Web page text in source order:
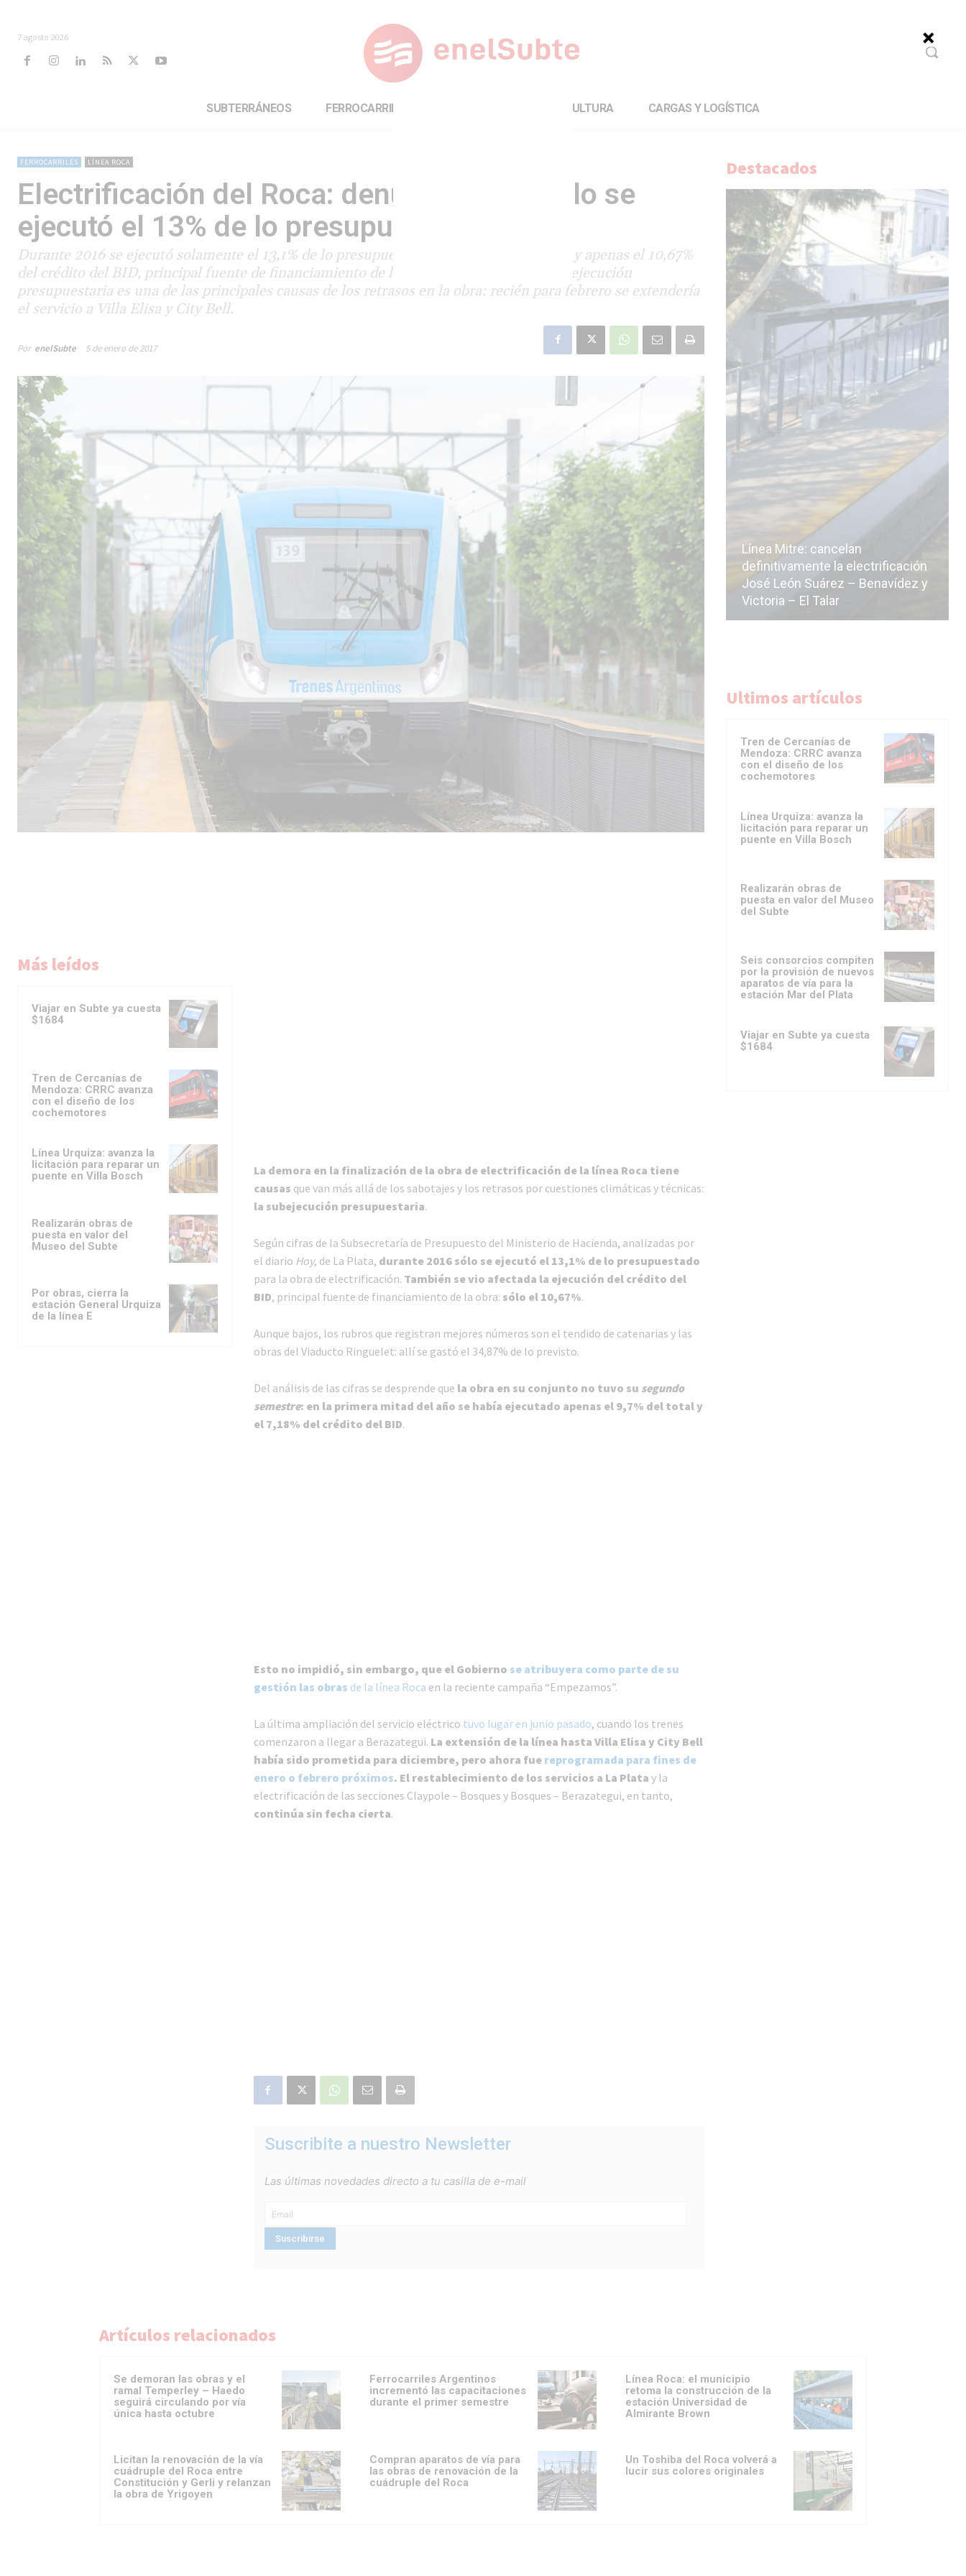
7 agosto 2026
SUBTERRÁNEOS FERROCARRILES CULTURA CARGAS Y LOGÍSTICA
FERROCARRILES LÍNEA ROCA
Electrificación del Roca: denuncian que sólo se
ejecutó el 13% de lo presupuestado
Durante 2016 se ejecutó solamente el 13,1% de lo presupuestado para la electrificación y apenas el 10,67%
del crédito del BID, principal fuente de financiamiento de la obra. Advierten que la subejecución
presupuestaria es una de las principales causas de los retrasos en la obra: recién para febrero se extendería
el servicio a Villa Elisa y City Bell.
Por enelSubte 5 de enero de 2017
Más leídos
Viajar en Subte ya cuesta
$1684
Tren de Cercanías de
Mendoza: CRRC avanza
con el diseño de los
cochemotores
Línea Urquiza: avanza la
licitación para reparar un
puente en Villa Bosch
Realizarán obras de
puesta en valor del
Museo del Subte
Por obras, cierra la
estación General Urquiza
de la línea E
La demora en la finalización de la obra de electrificación de la línea Roca tiene
causas que van más allá de los sabotajes y los retrasos por cuestiones climáticas y técnicas:
la subejecución presupuestaria.
Según cifras de la Subsecretaría de Presupuesto del Ministerio de Hacienda, analizadas por
el diario Hoy, de La Plata, durante 2016 sólo se ejecutó el 13,1% de lo presupuestado
para la obra de electrificación. También se vio afectada la ejecución del crédito del
BID, principal fuente de financiamiento de la obra: sólo el 10,67%.
Aunque bajos, los rubros que registran mejores números son el tendido de catenarias y las
obras del Viaducto Ringuelet: allí se gastó el 34,87% de lo previsto.
Del análisis de las cifras se desprende que la obra en su conjunto no tuvo su segundo
semestre: en la primera mitad del año se había ejecutado apenas el 9,7% del total y
el 7,18% del crédito del BID.
Esto no impidió, sin embargo, que el Gobierno se atribuyera como parte de su
gestión las obras de la línea Roca en la reciente campaña “Empezamos”.
La última ampliación del servicio eléctrico tuvo lugar en junio pasado, cuando los trenes
comenzaron a llegar a Berazategui. La extensión de la línea hasta Villa Elisa y City Bell
había sido prometida para diciembre, pero ahora fue reprogramada para fines de
enero o febrero próximos. El restablecimiento de los servicios a La Plata y la
electrificación de las secciones Claypole – Bosques y Bosques – Berazategui, en tanto,
continúa sin fecha cierta.
Suscribite a nuestro Newsletter
Las últimas novedades directo a tu casilla de e-mail
Destacados
Malestar en el sector privado por
los cambios sin fin al proyecto de
la línea F
Línea Mitre: dieron oficialmente
de baja la construcción de la
estación Nordelta
Línea Mitre: cancelan
definitivamente la electrificación
José León Suárez – Benavídez y
Victoria – El Talar
Ultimos artículos
Tren de Cercanías de
Mendoza: CRRC avanza
con el diseño de los
cochemotores
Línea Urquiza: avanza la
licitación para reparar un
puente en Villa Bosch
Realizarán obras de
puesta en valor del Museo
del Subte
Seis consorcios compiten
por la provisión de nuevos
aparatos de vía para la
estación Mar del Plata
Viajar en Subte ya cuesta
$1684
Artículos relacionados
Se demoran las obras y el
ramal Temperley – Haedo
seguirá circulando por vía
única hasta octubre
Ferrocarriles Argentinos
incrementó las capacitaciones
durante el primer semestre
Línea Roca: el municipio
retoma la construcción de la
estación Universidad de
Almirante Brown
Licitan la renovación de la vía
cuádruple del Roca entre
Constitución y Gerli y relanzan
la obra de Yrigoyen
Compran aparatos de vía para
las obras de renovación de la
cuádruple del Roca
Un Toshiba del Roca volverá a
lucir sus colores originales